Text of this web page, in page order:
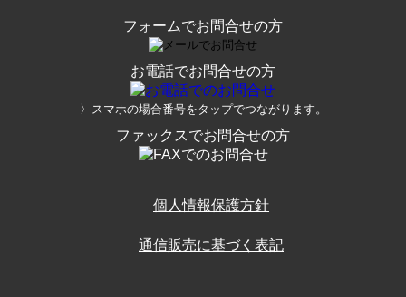
フォームでお問合せの方
お電話でお問合せの方
〉スマホの場合番号をタップでつながります。
ファックスでお問合せの方
個人情報保護方針
通信販売に基づく表記